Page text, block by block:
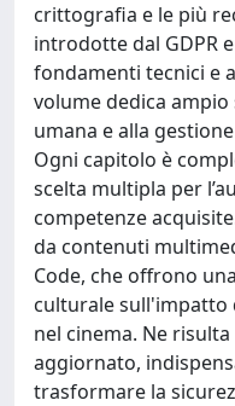
crittografia e le più
introdotte dal GDPR
fondamenti tecnici e
volume dedica
umana e alla
Ogni capitolo è
scelta multipla per
competenze
da contenuti
Code, che offrono
culturale sull'impatto
nel cinema. Ne
aggiornato,
trasformare la